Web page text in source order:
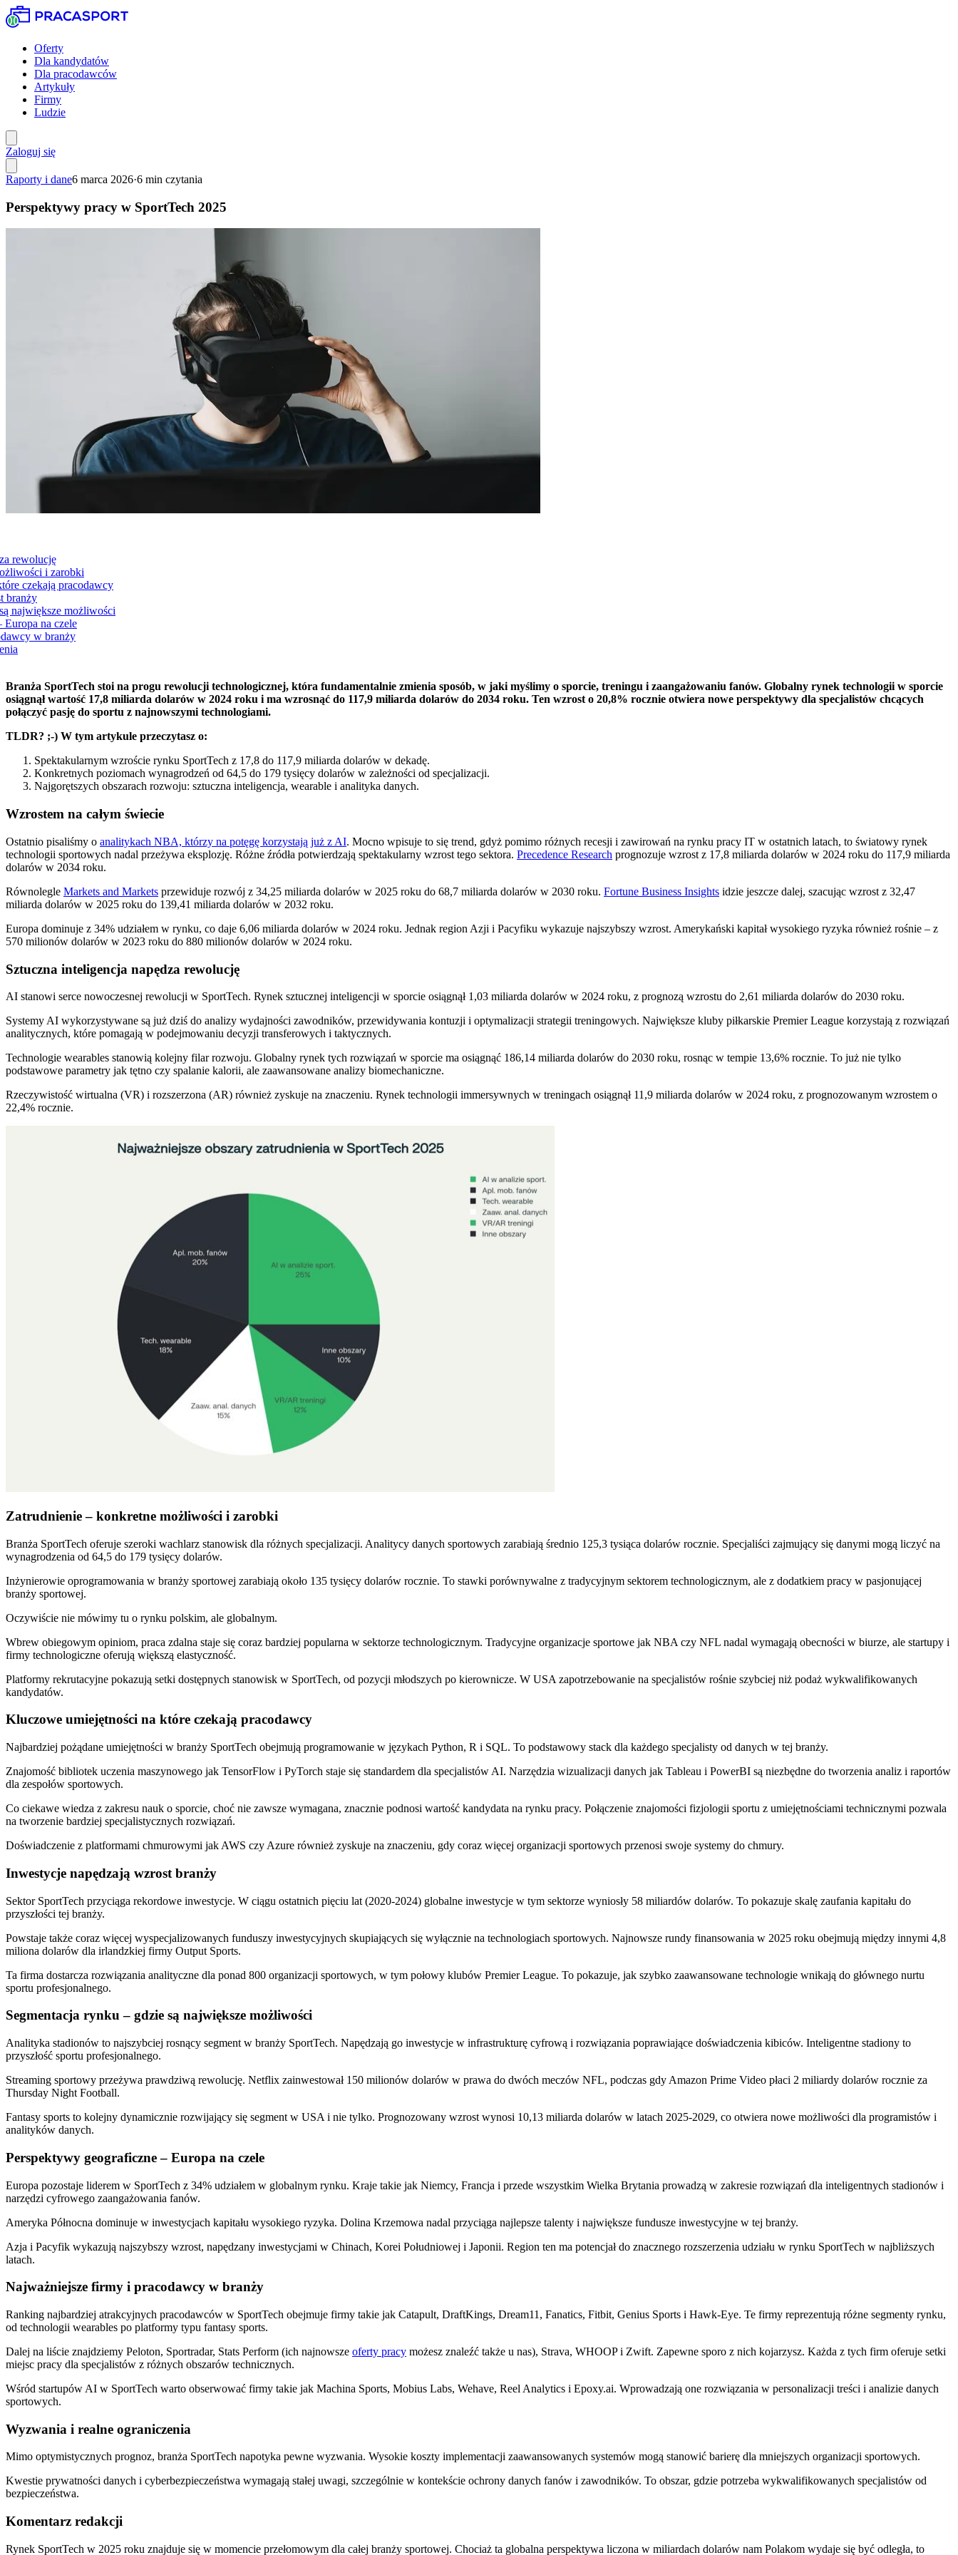
Oferty
Dla kandydatów
Dla pracodawców
Artykuły
Firmy
Ludzie
Zaloguj się
Raporty i dane6 marca 2026·6 min czytania
Perspektywy pracy w SportTech 2025
rewolucję
i zarobki
czekają pracodawcy
branży
największe możliwości
Europa na czele
w branży
Branża SportTech stoi na progu rewolucji technologicznej, która fundamentalnie zmienia sposób, w jaki myślimy o sporcie, treningu i zaangażowaniu fanów. Globalny rynek technologii w sporcie
osiągnął wartość 17,8 miliarda dolarów w 2024 roku i ma wzrosnąć do 117,9 miliarda dolarów do 2034 roku. Ten wzrost o 20,8% rocznie otwiera nowe perspektywy dla specjalistów chcących
połączyć pasję do sportu z najnowszymi technologiami.
TLDR? ;-) W tym artykule przeczytasz o:
Spektakularnym wzroście rynku SportTech z 17,8 do 117,9 miliarda dolarów w dekadę.
Konkretnych poziomach wynagrodzeń od 64,5 do 179 tysięcy dolarów w zależności od specjalizacji.
Najgorętszych obszarach rozwoju: sztuczna inteligencja, wearable i analityka danych.
Wzrostem na całym świecie
Ostatnio pisaliśmy o analitykach NBA, którzy na potęgę korzystają już z AI. Mocno wpisuje to się trend, gdyż pomimo różnych recesji i zawirowań na rynku pracy IT w ostatnich latach, to światowy rynek
technologii sportowych nadal przeżywa eksplozję. Różne źródła potwierdzają spektakularny wzrost tego sektora. Precedence Research prognozuje wzrost z 17,8 miliarda dolarów w 2024 roku do 117,9 miliarda
dolarów w 2034 roku.
Równolegle Markets and Markets przewiduje rozwój z 34,25 miliarda dolarów w 2025 roku do 68,7 miliarda dolarów w 2030 roku. Fortune Business Insights idzie jeszcze dalej, szacując wzrost z 32,47
miliarda dolarów w 2025 roku do 139,41 miliarda dolarów w 2032 roku.
Europa dominuje z 34% udziałem w rynku, co daje 6,06 miliarda dolarów w 2024 roku. Jednak region Azji i Pacyfiku wykazuje najszybszy wzrost. Amerykański kapitał wysokiego ryzyka również rośnie – z
570 milionów dolarów w 2023 roku do 880 milionów dolarów w 2024 roku.
Sztuczna inteligencja napędza rewolucję
AI stanowi serce nowoczesnej rewolucji w SportTech. Rynek sztucznej inteligencji w sporcie osiągnął 1,03 miliarda dolarów w 2024 roku, z prognozą wzrostu do 2,61 miliarda dolarów do 2030 roku.
Systemy AI wykorzystywane są już dziś do analizy wydajności zawodników, przewidywania kontuzji i optymalizacji strategii treningowych. Największe kluby piłkarskie Premier League korzystają z rozwiązań
analitycznych, które pomagają w podejmowaniu decyzji transferowych i taktycznych.
Technologie wearables stanowią kolejny filar rozwoju. Globalny rynek tych rozwiązań w sporcie ma osiągnąć 186,14 miliarda dolarów do 2030 roku, rosnąc w tempie 13,6% rocznie. To już nie tylko
podstawowe parametry jak tętno czy spalanie kalorii, ale zaawansowane analizy biomechaniczne.
Rzeczywistość wirtualna (VR) i rozszerzona (AR) również zyskuje na znaczeniu. Rynek technologii immersywnych w treningach osiągnął 11,9 miliarda dolarów w 2024 roku, z prognozowanym wzrostem o
22,4% rocznie.
Zatrudnienie – konkretne możliwości i zarobki
Branża SportTech oferuje szeroki wachlarz stanowisk dla różnych specjalizacji. Analitycy danych sportowych zarabiają średnio 125,3 tysiąca dolarów rocznie. Specjaliści zajmujący się danymi mogą liczyć na
wynagrodzenia od 64,5 do 179 tysięcy dolarów.
Inżynierowie oprogramowania w branży sportowej zarabiają około 135 tysięcy dolarów rocznie. To stawki porównywalne z tradycyjnym sektorem technologicznym, ale z dodatkiem pracy w pasjonującej
branży sportowej.
Oczywiście nie mówimy tu o rynku polskim, ale globalnym.
Wbrew obiegowym opiniom, praca zdalna staje się coraz bardziej popularna w sektorze technologicznym. Tradycyjne organizacje sportowe jak NBA czy NFL nadal wymagają obecności w biurze, ale startupy i
firmy technologiczne oferują większą elastyczność.
Platformy rekrutacyjne pokazują setki dostępnych stanowisk w SportTech, od pozycji młodszych po kierownicze. W USA zapotrzebowanie na specjalistów rośnie szybciej niż podaż wykwalifikowanych
kandydatów.
Kluczowe umiejętności na które czekają pracodawcy
Najbardziej pożądane umiejętności w branży SportTech obejmują programowanie w językach Python, R i SQL. To podstawowy stack dla każdego specjalisty od danych w tej branży.
Znajomość bibliotek uczenia maszynowego jak TensorFlow i PyTorch staje się standardem dla specjalistów AI. Narzędzia wizualizacji danych jak Tableau i PowerBI są niezbędne do tworzenia analiz i raportów
dla zespołów sportowych.
Co ciekawe wiedza z zakresu nauk o sporcie, choć nie zawsze wymagana, znacznie podnosi wartość kandydata na rynku pracy. Połączenie znajomości fizjologii sportu z umiejętnościami technicznymi pozwala
na tworzenie bardziej specjalistycznych rozwiązań.
Doświadczenie z platformami chmurowymi jak AWS czy Azure również zyskuje na znaczeniu, gdy coraz więcej organizacji sportowych przenosi swoje systemy do chmury.
Inwestycje napędzają wzrost branży
Sektor SportTech przyciąga rekordowe inwestycje. W ciągu ostatnich pięciu lat (2020-2024) globalne inwestycje w tym sektorze wyniosły 58 miliardów dolarów. To pokazuje skalę zaufania kapitału do
przyszłości tej branży.
Powstaje także coraz więcej wyspecjalizowanych funduszy inwestycyjnych skupiających się wyłącznie na technologiach sportowych. Najnowsze rundy finansowania w 2025 roku obejmują między innymi 4,8
miliona dolarów dla irlandzkiej firmy Output Sports.
Ta firma dostarcza rozwiązania analityczne dla ponad 800 organizacji sportowych, w tym połowy klubów Premier League. To pokazuje, jak szybko zaawansowane technologie wnikają do głównego nurtu
sportu profesjonalnego.
Segmentacja rynku – gdzie są największe możliwości
Analityka stadionów to najszybciej rosnący segment w branży SportTech. Napędzają go inwestycje w infrastrukturę cyfrową i rozwiązania poprawiające doświadczenia kibiców. Inteligentne stadiony to
przyszłość sportu profesjonalnego.
Streaming sportowy przeżywa prawdziwą rewolucję. Netflix zainwestował 150 milionów dolarów w prawa do dwóch meczów NFL, podczas gdy Amazon Prime Video płaci 2 miliardy dolarów rocznie za
Thursday Night Football.
Fantasy sports to kolejny dynamicznie rozwijający się segment w USA i nie tylko. Prognozowany wzrost wynosi 10,13 miliarda dolarów w latach 2025-2029, co otwiera nowe możliwości dla programistów i
analityków danych.
Perspektywy geograficzne – Europa na czele
Europa pozostaje liderem w SportTech z 34% udziałem w globalnym rynku. Kraje takie jak Niemcy, Francja i przede wszystkim Wielka Brytania prowadzą w zakresie rozwiązań dla inteligentnych stadionów i
narzędzi cyfrowego zaangażowania fanów.
Ameryka Północna dominuje w inwestycjach kapitału wysokiego ryzyka. Dolina Krzemowa nadal przyciąga najlepsze talenty i największe fundusze inwestycyjne w tej branży.
Azja i Pacyfik wykazują najszybszy wzrost, napędzany inwestycjami w Chinach, Korei Południowej i Japonii. Region ten ma potencjał do znacznego rozszerzenia udziału w rynku SportTech w najbliższych
latach.
Najważniejsze firmy i pracodawcy w branży
Ranking najbardziej atrakcyjnych pracodawców w SportTech obejmuje firmy takie jak Catapult, DraftKings, Dream11, Fanatics, Fitbit, Genius Sports i Hawk-Eye. Te firmy reprezentują różne segmenty rynku,
od technologii wearables po platformy typu fantasy sports.
Dalej na liście znajdziemy Peloton, Sportradar, Stats Perform (ich najnowsze oferty pracy możesz znaleźć także u nas), Strava, WHOOP i Zwift. Zapewne sporo z nich kojarzysz. Każda z tych firm oferuje setki
miejsc pracy dla specjalistów z różnych obszarów technicznych.
Wśród startupów AI w SportTech warto obserwować firmy takie jak Machina Sports, Mobius Labs, Wehave, Reel Analytics i Epoxy.ai. Wprowadzają one rozwiązania w personalizacji treści i analizie danych
sportowych.
Wyzwania i realne ograniczenia
Mimo optymistycznych prognoz, branża SportTech napotyka pewne wyzwania. Wysokie koszty implementacji zaawansowanych systemów mogą stanowić barierę dla mniejszych organizacji sportowych.
Kwestie prywatności danych i cyberbezpieczeństwa wymagają stałej uwagi, szczególnie w kontekście ochrony danych fanów i zawodników. To obszar, gdzie potrzeba wykwalifikowanych specjalistów od
bezpieczeństwa.
Komentarz redakcji
Rynek SportTech w 2025 roku znajduje się w momencie przełomowym dla całej branży sportowej. Chociaż ta globalna perspektywa liczona w miliardach dolarów nam Polakom wydaje się być odległa, to